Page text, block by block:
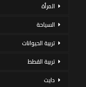
المرأة
السياحة
تربية الحيوانات
تربية القطط
دايت